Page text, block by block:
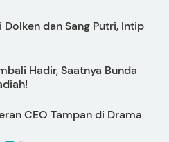
dan Sang Putri, Intip
Hadir, Saatnya Bunda
CEO Tampan di Drama